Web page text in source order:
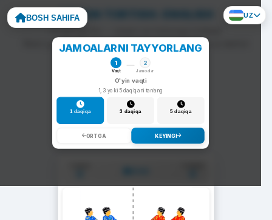
BOSH SAHIFA UZ
ARQON TORTISH: ENGLISH
To'g'ri javob — arqon siz tomonga tortiladi.
Noto'g'ri javob — arqon raqib tomonga siljiydi va darhol
yangi savol chiqadi.
JAMOALARNI TAYYORLANG
1
Vaqt
2
Jamoalar
O'yin vaqti
1, 3 yoki 5 daqiqani tanlang
1 daqiqa 3 daqiqa 5 daqiqa
ORTGA KEYINGI